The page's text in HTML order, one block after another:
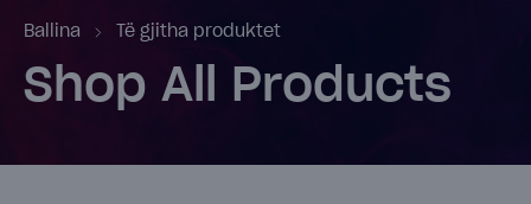
Ballina Të gjitha produktet
Shop All Products